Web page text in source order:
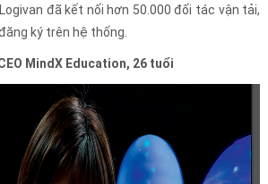
đã kết nối hơn 50.000 đối tác vận tải,
ký trên hệ thống.
MindX Education, 26 tuổi